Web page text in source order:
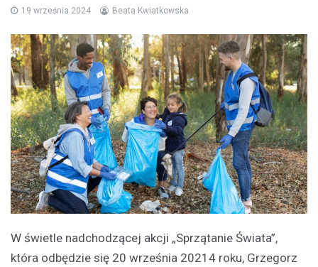
19 września 2024 Beata Kwiatkowska
W świetle nadchodzącej akcji „Sprzątanie Świata”,
która odbędzie się 20 września 20214 roku, Grzegorz